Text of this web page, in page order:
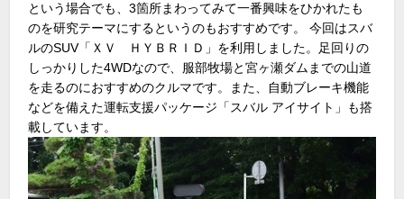
という場合でも、3箇所まわってみて一番興味をひかれたも
のを研究テーマにするというのもおすすめです。 今回はスバ
ルのSUV「ＸＶ ＨＹＢＲＩＤ」を利用しました。足回りの
しっかりした4WDなので、服部牧場と宮ヶ瀬ダムまでの山道
を走るのにおすすめのクルマです。また、自動ブレーキ機能
などを備えた運転支援パッケージ「スバル アイサイト」も搭
載しています。